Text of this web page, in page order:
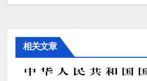
航
相关文章